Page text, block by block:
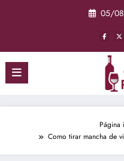
05/
Página
Como tirar mancha de